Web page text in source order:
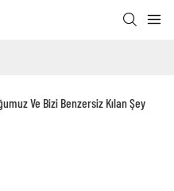
Ve Bizi Benzersiz Kılan Şey